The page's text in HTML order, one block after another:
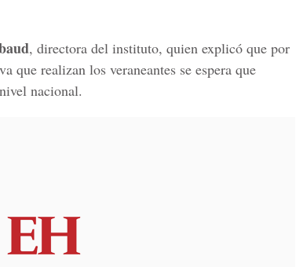
, directora del instituto, quien explicó que por
que realizan los veraneantes se espera que
nacional.